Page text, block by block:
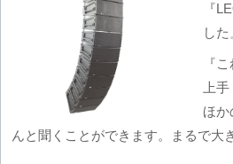
『
し
『
上
ほか
んと聞くことができます。まるで大